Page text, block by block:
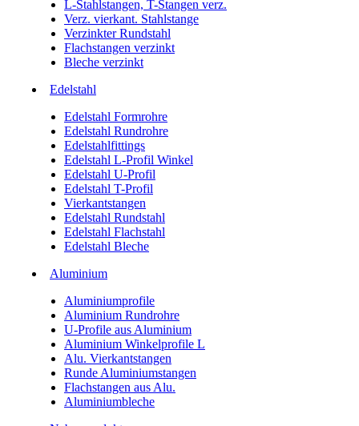
L-Stahlstangen, T-Stangen verz.
Verz. vierkant. Stahlstange
Verzinkter Rundstahl
Flachstangen verzinkt
Bleche verzinkt
Edelstahl
Edelstahl Formrohre
Edelstahl Rundrohre
Edelstahlfittings
Edelstahl L-Profil Winkel
Edelstahl U-Profil
Edelstahl T-Profil
Vierkantstangen
Edelstahl Rundstahl
Edelstahl Flachstahl
Edelstahl Bleche
Aluminium
Aluminiumprofile
Aluminium Rundrohre
U-Profile aus Aluminium
Aluminium Winkelprofile L
Alu. Vierkantstangen
Runde Aluminiumstangen
Flachstangen aus Alu.
Aluminiumbleche